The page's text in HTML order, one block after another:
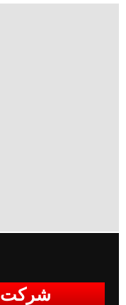
شرکت